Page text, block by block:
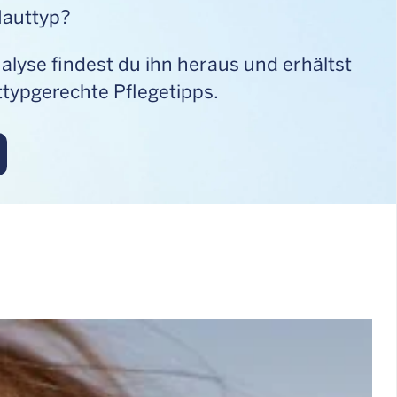
findest du ihn heraus und erhältst
Pflegetipps.